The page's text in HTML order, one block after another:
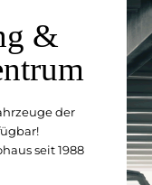
&
der
seit 1988